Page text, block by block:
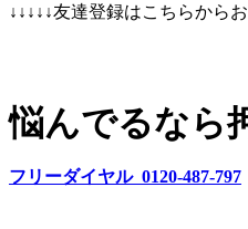
↓↓↓↓↓友達登録はこちらから
悩んでるなら
フリーダイヤル 0120-487-797